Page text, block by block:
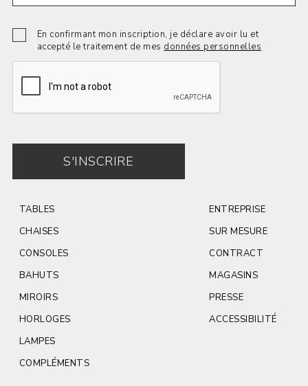
En confirmant mon inscription, je déclare avoir lu et
accepté le traitement de mes données personnelles
S'INSCRIRE
TABLES
CHAISES
CONSOLES
BAHUTS
MIROIRS
HORLOGES
LAMPES
COMPLÉMENTS
ENTREPRISE
SUR MESURE
CONTRACT
MAGASINS
PRESSE
ACCESSIBILITÉ